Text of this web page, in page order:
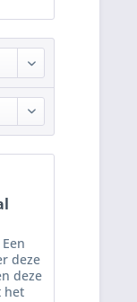
deze
deze
het